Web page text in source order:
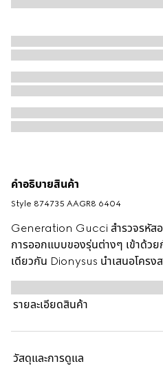
คำอธิบายสินค้า
Style ‎874735 AAGR8 6404
Generation Gucci สำรวจรหัสอ
การออกแบบของรุ่นต่างๆ เข้าด้ว
เดียวกัน Dionysus นำเสนอโครง
ฮาร์ดแวร์สองโทน การตกแต่งโลห
สายสายโซ่ใหม่เสริมสร้างความแต
ลักษณ์ที่ไม่ซ้ำกัน
รายละเอียดสินค้า
วัสดุและการดูแล